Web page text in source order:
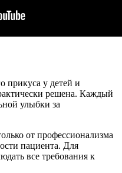
прикуса у детей и
решена. Каждый
улыбки за
от профессионализма
пациента. Для
все требования к